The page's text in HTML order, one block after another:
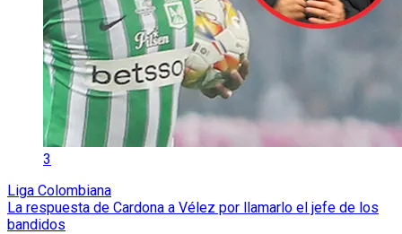
3
Liga Colombiana
La respuesta de Cardona a Vélez por llamarlo el jefe de los
bandidos